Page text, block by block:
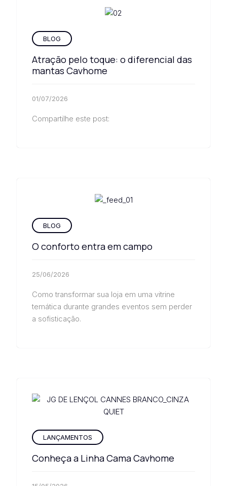
BLOG
Atração pelo toque: o diferencial das
mantas Cavhome
01/07/2026
Compartilhe este post:
BLOG
O conforto entra em campo
25/06/2026
Como transformar sua loja em uma vitrine
temática durante grandes eventos sem perder
a sofisticação.
LANÇAMENTOS
Conheça a Linha Cama Cavhome